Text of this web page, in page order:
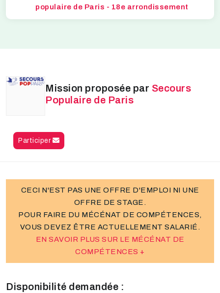
populaire de Paris - 18e arrondissement
Mission proposée par Secours
Populaire de Paris
Participer
CECI N'EST PAS UNE OFFRE D'EMPLOI NI UNE
OFFRE DE STAGE.
POUR FAIRE DU MÉCÉNAT DE COMPÉTENCES,
VOUS DEVEZ ÊTRE ACTUELLEMENT SALARIÉ.
EN SAVOIR PLUS SUR LE MÉCÉNAT DE
COMPÉTENCES +
Disponibilité demandée :